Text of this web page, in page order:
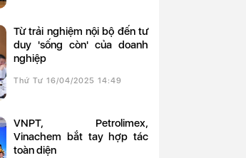
Từ trải nghiệm nội bộ đến tư
duy 'sống còn' của doanh
nghiệp
Thứ Tư 16/04/2025 14:49
VNPT, Petrolimex,
Vinachem bắt tay hợp tác
toàn diện